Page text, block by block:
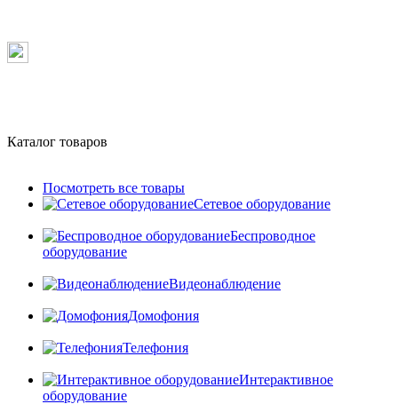
Каталог товаров
Посмотреть все товары
Сетевое оборудование
Беспроводное
оборудование
Видеонаблюдение
Домофония
Телефония
Интерактивное
оборудование